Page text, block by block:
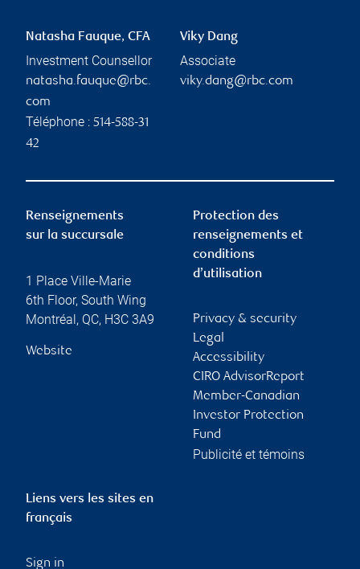
Natasha Fauque, CFA
Investment Counsellor
natasha.fauque@rbc.
com
Téléphone : 514-588-31
42
Viky Dang
Associate
viky.dang@rbc.com
Renseignements
sur la succursale
1 Place Ville-Marie
6th Floor, South Wing
Montréal, QC, H3C 3A9
Website
Protection des
renseignements et
conditions
d’utilisation
Privacy & security
Legal
Accessibility
CIRO AdvisorReport
Member-Canadian
Investor Protection
Fund
Publicité et témoins
Liens vers les sites en
français
Sign in